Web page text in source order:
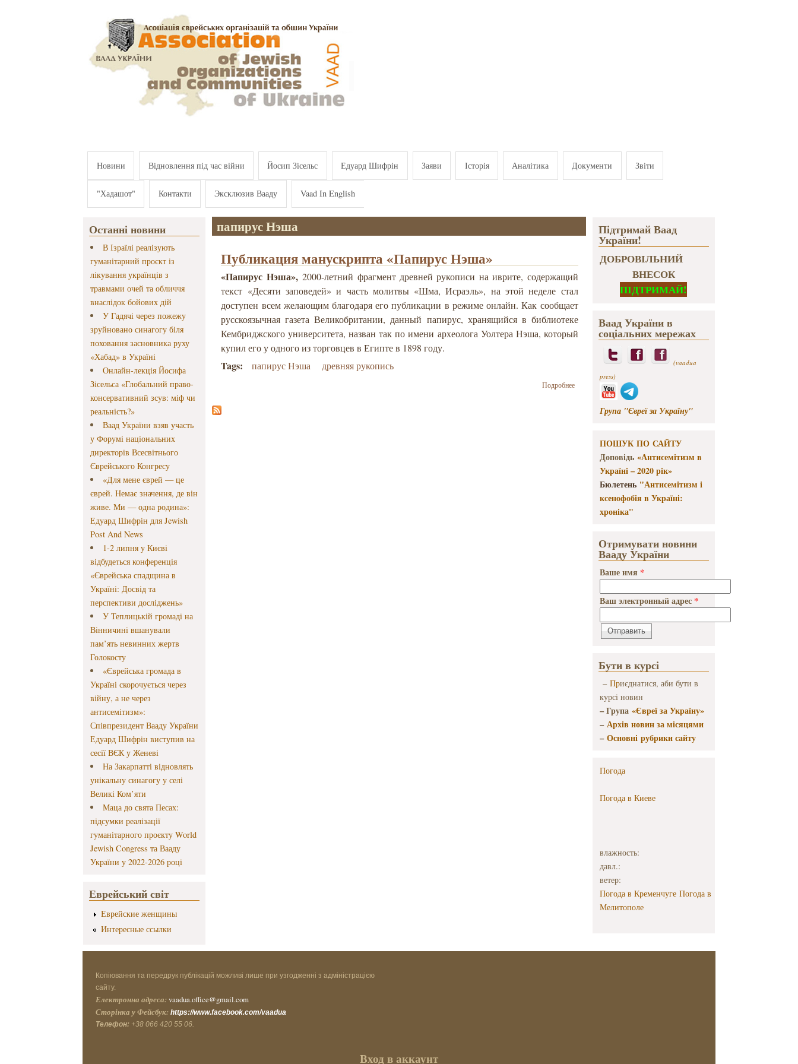
Новини Відновлення під час війни Йосип Зісельс Едуард Шифрін Заяви Історія Аналітика Документи Звіти
"Хадашот" Контакти Эксклюзив Вааду Vaad In English
Останні новини
В Ізраїлі реалізують
гуманітарний проєкт із
лікування українців з
травмами очей та обличчя
внаслідок бойових дій
У Гадячі через пожежу
зруйновано синагогу біля
поховання засновника руху
«Хабад» в Україні
Онлайн-лекція Йосифа
Зісельса «Глобальний право-
консервативний зсув: міф чи
реальність?»
Ваад України взяв участь
у Форумі національних
директорів Всесвітнього
Єврейського Конгресу
«Для мене єврей — це
єврей. Немає значення, де він
живе. Ми — одна родина»:
Едуард Шифрін для Jewish
Post And News
1-2 липня у Києві
відбудеться конференція
«Єврейська спадщина в
Україні: Досвід та
перспективи досліджень»
У Теплицькій громаді на
Вінничині вшанували
пам’ять невинних жертв
Голокосту
«Єврейська громада в
Україні скорочується через
війну, а не через
антисемітизм»:
Співпрезидент Вааду України
Едуард Шифрін виступив на
сесії ВЄК у Женеві
На Закарпатті відновлять
унікальну синагогу у селі
Великі Ком’яти
Маца до свята Песах:
підсумки реалізації
гуманітарного проєкту World
Jewish Congress та Вааду
України у 2022-2026 році
Еврейський світ
Еврейские женщины
Интересные ссылки
папирус Нэша
Публикация манускрипта «Папирус Нэша»
«Папирус Нэша»,2000-летний фрагмент древней рукописи на иврите, содержащий
текст «Десяти заповедей» и часть молитвы «Шма, Исраэль», на этой неделе стал
доступен всем желающим благодаря его публикации в режиме онлайн. Как сообщает
русскоязычная газета Великобритании, данный папирус, хранящийся в библиотеке
Кембриджского университета, назван так по имени археолога Уолтера Нэша, который
купил его у одного из торговцев в Египте в 1898 году.
Tags: папирус Нэша древняя рукопись
Подробнеео
Публикация
«Папирус
Підтримай Ваад
України!
ДОБРОВІЛЬНИЙ
ВНЕСОК
ПІДТРИМАЙ!
Ваад України в
соціальних мережах
(vaadua
press)
Група "Євреї за Україну"
ПОШУК ПО САЙТУ
Доповідь «Антисемітизм в
Україні – 2020 рік»
Бюлетень "Антисемітизм і
ксенофобія в Україні:
хроніка"
Отримувати новини
Вааду України
Ваше имя *
Ваш электронный адрес *
Бути в курсі
– Приєднатися, аби бути в
курсі новин
– Група «Євреї за Україну»
–Архів новин за місяцями
–Основні рубрики сайту
Погода
Погода в Киеве
влажность:
давл.:
ветер:
Погода в Кременчуге Погода в
Мелитополе
Копіювання та передрук публікацій можливі лише при узгодженні з адміністрацією
сайту.
Електронна адреса: vaadua.office@gmail.com
Сторінка у Фейсбук: https://www.facebook.com/vaadua
Телефон: +38 066 420 55 06.
Вход в аккаунт